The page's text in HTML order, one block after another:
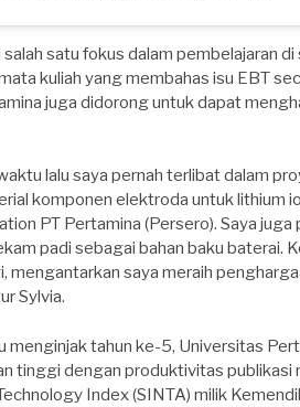
satu fokus dalam pembelajaran
kuliah yang membahas isu EBT
juga didorong untuk dapat
lalu saya pernah terlibat dalam
komponen elektroda untuk lithium
PT Pertamina (Persero). Saya juga
padi sebagai bahan baku baterai.
mengantarkan saya meraih
Sylvia.
menginjak tahun ke-5, Universitas
tinggi dengan produktivitas publikasi
Index (SINTA) milik